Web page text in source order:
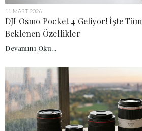
11 MART 2026
DJI Osmo Pocket 4 Geliyor! İşte Tüm
Beklenen Özellikler
Devamını Oku...